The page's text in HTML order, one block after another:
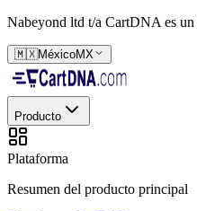
Nabeyond ltd t/a CartDNA es un
🇲🇽MéxicoMX
Producto
Plataforma
Resumen del producto principal